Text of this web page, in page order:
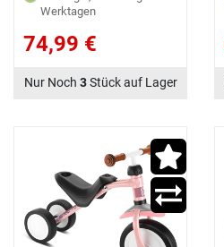
Werktagen
74,99 €
Nur Noch 3Stück auf Lager